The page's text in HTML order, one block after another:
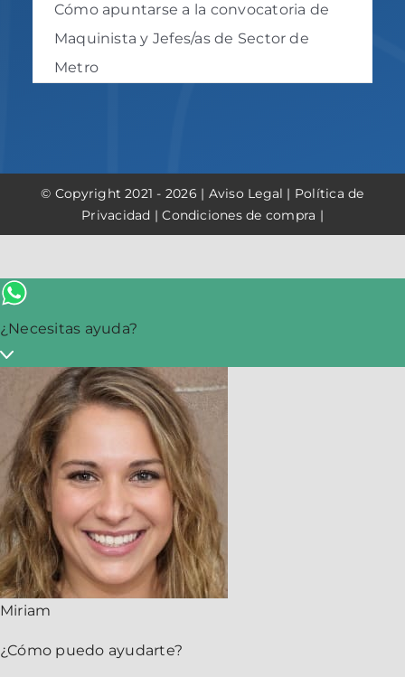
Cómo apuntarse a la convocatoria de
Maquinista y Jefes/as de Sector de
Metro
© Copyright 2021 - 2026 | Aviso Legal | Política de
Privacidad |Condiciones de compra |
¿Necesitas ayuda?
Miriam
¿Cómo puedo ayudarte?